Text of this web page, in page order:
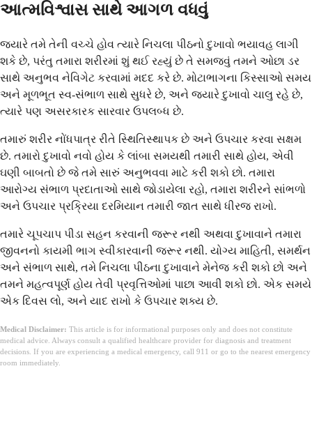
આત્મવિશ્વાસ સાથે આગળ વધવું
જ્યારે તમે તેની વચ્ચે હોવ ત્યારે નિચલા પીઠનો દુખાવો ભયાવહ લાગી
શકે છે, પરંતુ તમારા શરીરમાં શું થઈ રહ્યું છે તે સમજવું તમને ઓછા ડર
સાથે અનુભવ નેવિગેટ કરવામાં મદદ કરે છે. મોટાભાગના કિસ્સાઓ સમય
અને મૂળભૂત સ્વ-સંભાળ સાથે સુધરે છે, અને જ્યારે દુખાવો ચાલુ રહે છે,
ત્યારે પણ અસરકારક સારવાર ઉપલબ્ધ છે.
તમારું શરીર નોંધપાત્ર રીતે સ્થિતિસ્થાપક છે અને ઉપચાર કરવા સક્ષમ
છે. તમારો દુખાવો નવો હોય કે લાંબા સમયથી તમારી સાથે હોય, એવી
ઘણી બાબતો છે જે તમે સારું અનુભવવા માટે કરી શકો છો. તમારા
આરોગ્ય સંભાળ પ્રદાતાઓ સાથે જોડાયેલા રહો, તમારા શરીરને સાંભળો
અને ઉપચાર પ્રક્રિયા દરમિયાન તમારી જાત સાથે ધીરજ રાખો.
તમારે ચૂપચાપ પીડા સહન કરવાની જરૂર નથી અથવા દુખાવાને તમારા
જીવનનો કાયમી ભાગ સ્વીકારવાની જરૂર નથી. યોગ્ય માહિતી, સમર્થન
અને સંભાળ સાથે, તમે નિચલા પીઠના દુખાવાને મેનેજ કરી શકો છો અને
તમને મહત્વપૂર્ણ હોય તેવી પ્રવૃત્તિઓમાં પાછા આવી શકો છો. એક સમયે
એક દિવસ લો, અને યાદ રાખો કે ઉપચાર શક્ય છે.
Medical Disclaimer: This article is for informational purposes only and does not constitute
medical advice. Always consult a qualified healthcare provider for diagnosis and treatment
decisions. If you are experiencing a medical emergency, call 911 or go to the nearest emergency
room immediately.